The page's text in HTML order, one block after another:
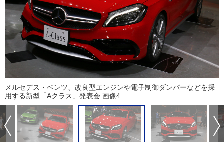
メルセデス・ベンツ、改良型エンジンや電子制御ダンパーなどを採
用する新型「Aクラス」発表会 画像4